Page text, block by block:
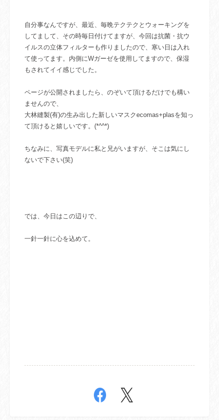
自分事なんですが、最近、毎晩テクテクとウォーキングを
してまして、その時毎日付けてますが、今回は抗菌・抗ウ
イルスの立体フィルターも作りましたので、寒い日は入れ
て使ってます。内側にWガーゼを使用してますので、保湿
もされてイイ感じでした。
ページが公開されましたら、のぞいて頂けるだけでも構い
ませんので、
大林縫製(有)の生み出した新しいマスクecomas+plasを知っ
て頂けると嬉しいです。(*^^*)
ちなみに、写真モデルに私と兄がいますが、そこは気にし
ないで下さい(笑)
では、今日はこの辺りで、
一針一針に心を込めて。